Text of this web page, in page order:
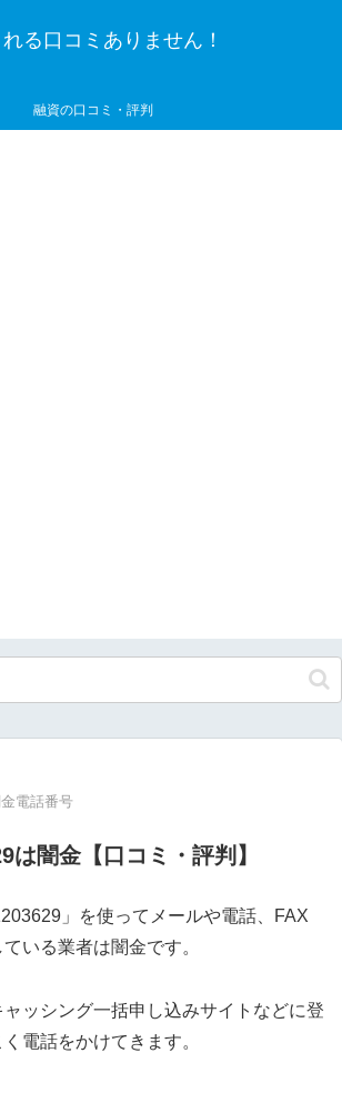
る口コミありません！
融資の口コミ・評判
電話番号
は闇金【口コミ・評判】
」を使ってメールや電話、FAX
いる業者は闇金です。
ッシング一括申し込みサイトなどに登
電話をかけてきます。